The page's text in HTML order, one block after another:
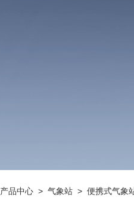
产品中心> 气象站> 便携式气象